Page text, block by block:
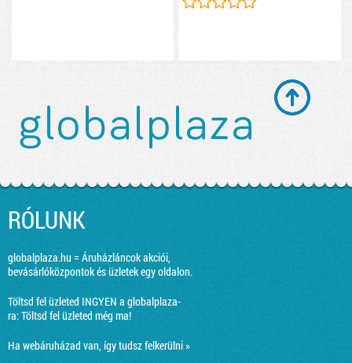
RÓLUNK
globalplaza.hu = Áruházláncok akciói,
bevásárlóközpontok és üzletek egy oldalon.
Töltsd fel üzleted INGYEN a globalplaza-
ra:Töltsd fel üzleted még ma!
Ha webáruházad van, így tudsz felkerülni »